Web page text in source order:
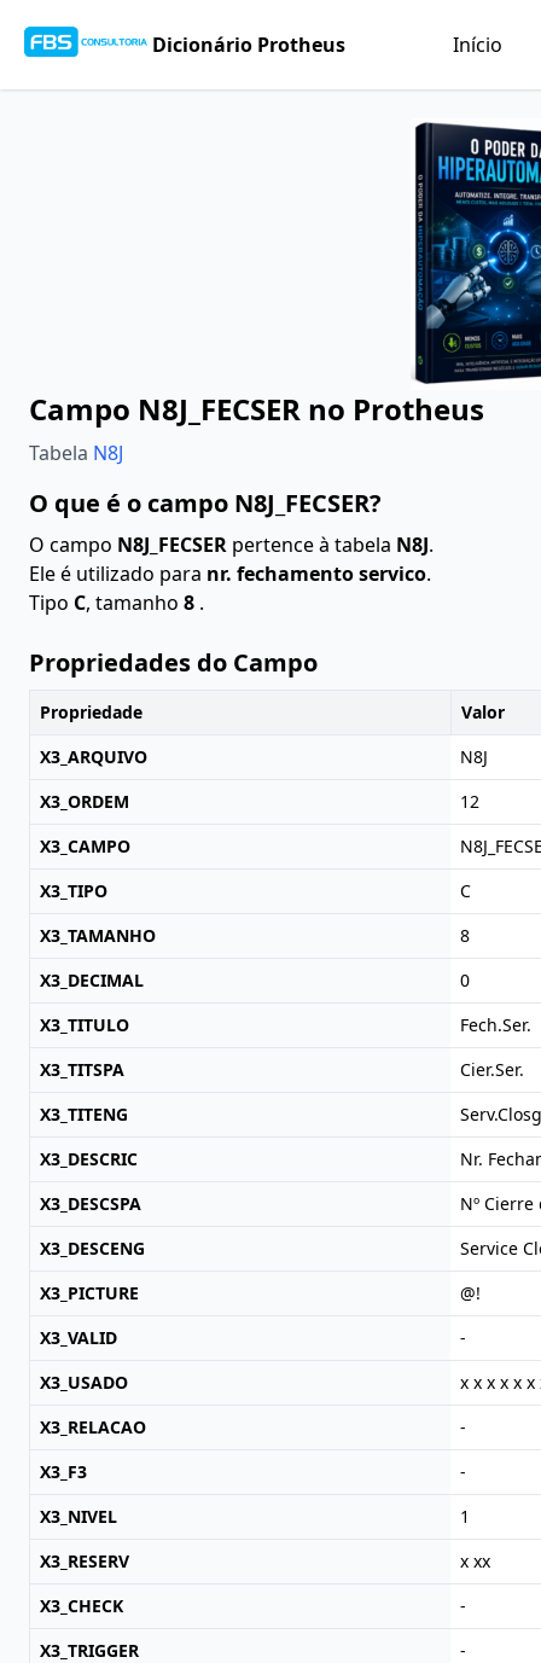
Dicionário Protheus Início
Campo N8J_FECSER no Protheus
Tabela N8J
O que é o campo N8J_FECSER?
O campo N8J_FECSER pertence à tabela N8J.
Ele é utilizado para nr. fechamento servico.
Tipo C, tamanho 8 .
Propriedades do Campo
Propriedade
Valor
X3_ARQUIVO
N8J
X3_ORDEM
12
X3_CAMPO
X3_TIPO
C
X3_TAMANHO
8
X3_DECIMAL
0
X3_TITULO
Fech.Ser.
X3_TITSPA
Cier.Ser.
X3_TITENG
Serv.Closg
X3_DESCRIC
Nr.
X3_DESCSPA
Nº
X3_DESCENG
Service
X3_PICTURE
@!
X3_VALID
-
X3_USADO
x x x x x x
X3_RELACAO
-
X3_F3
-
X3_NIVEL
1
X3_RESERV
x xx
X3_CHECK
-
X3_TRIGGER
-